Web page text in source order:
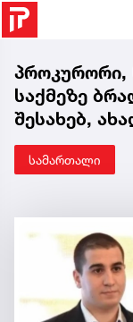
პროკურორი,
საქმეზე
შესახებ,
სამართალი